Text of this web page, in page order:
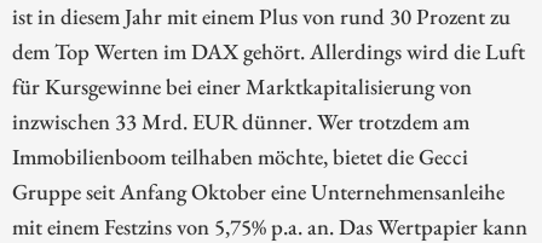
ist in diesem Jahr mit einem Plus von rund 30 Prozent zu
dem Top Werten im DAX gehört. Allerdings wird die Luft
für Kursgewinne bei einer Marktkapitalisierung von
inzwischen 33 Mrd. EUR dünner. Wer trotzdem am
Immobilienboom teilhaben möchte, bietet die Gecci
Gruppe seit Anfang Oktober eine Unternehmensanleihe
mit einem Festzins von 5,75% p.a. an. Das Wertpapier kann